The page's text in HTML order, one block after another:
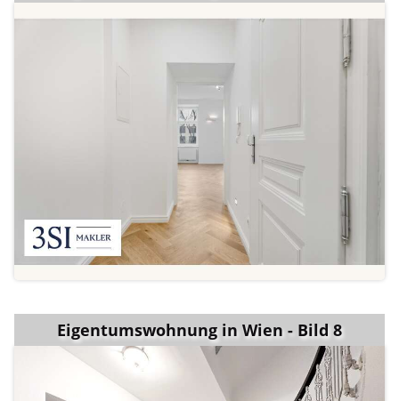
Eigentumswohnung in Wien - Bild 8